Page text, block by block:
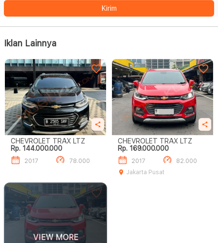
Kirim
Iklan Lainnya
CHEVROLET TRAX LTZ
Rp. 144.000.000
2017 78.000
CHEVROLET TRAX LTZ
Rp. 169.000.000
2017
82.000
Jakarta Pusat
VIEW MORE